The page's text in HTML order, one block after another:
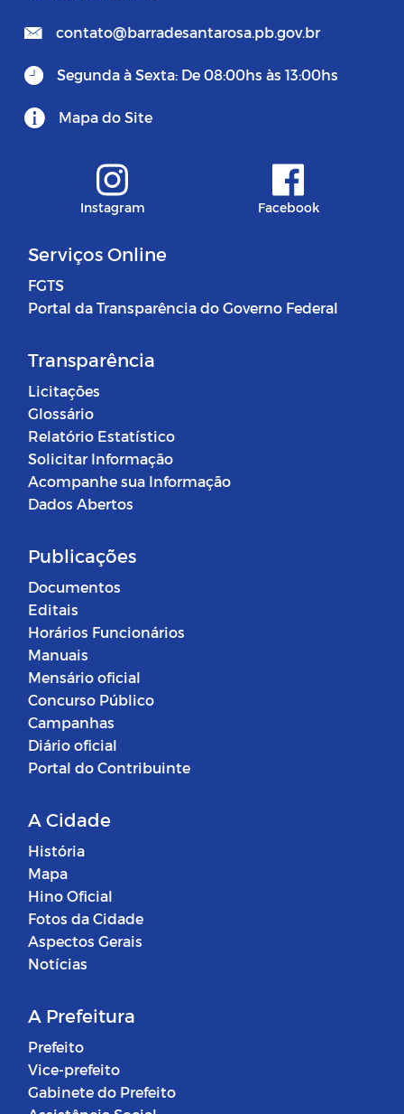
contato@barradesantarosa.pb.gov.br
Segunda à Sexta: De 08:00hs às 13:00hs
Mapa do Site
Instagram Facebook
Serviços Online
FGTS
Portal da Transparência do Governo Federal
Transparência
Licitações
Glossário
Relatório Estatístico
Solicitar Informação
Acompanhe sua Informação
Dados Abertos
Publicações
Documentos
Editais
Horários Funcionários
Manuais
Mensário oficial
Concurso Público
Campanhas
Diário oficial
Portal do Contribuinte
A Cidade
História
Mapa
Hino Oficial
Fotos da Cidade
Aspectos Gerais
Notícias
A Prefeitura
Prefeito
Vice-prefeito
Gabinete do Prefeito